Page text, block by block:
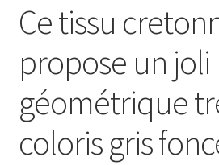
Ce tissu
propose un
géométrique
coloris gris